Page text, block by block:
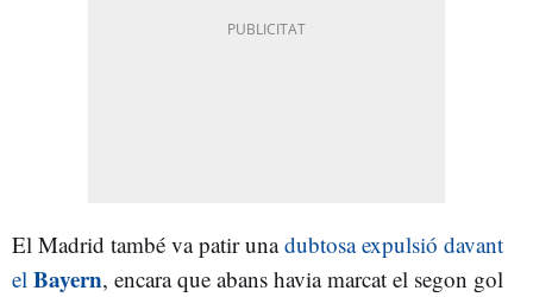
El Madrid també va patir unadubtosa expulsió davant
el Bayern, encara que abans havia marcat el segon gol